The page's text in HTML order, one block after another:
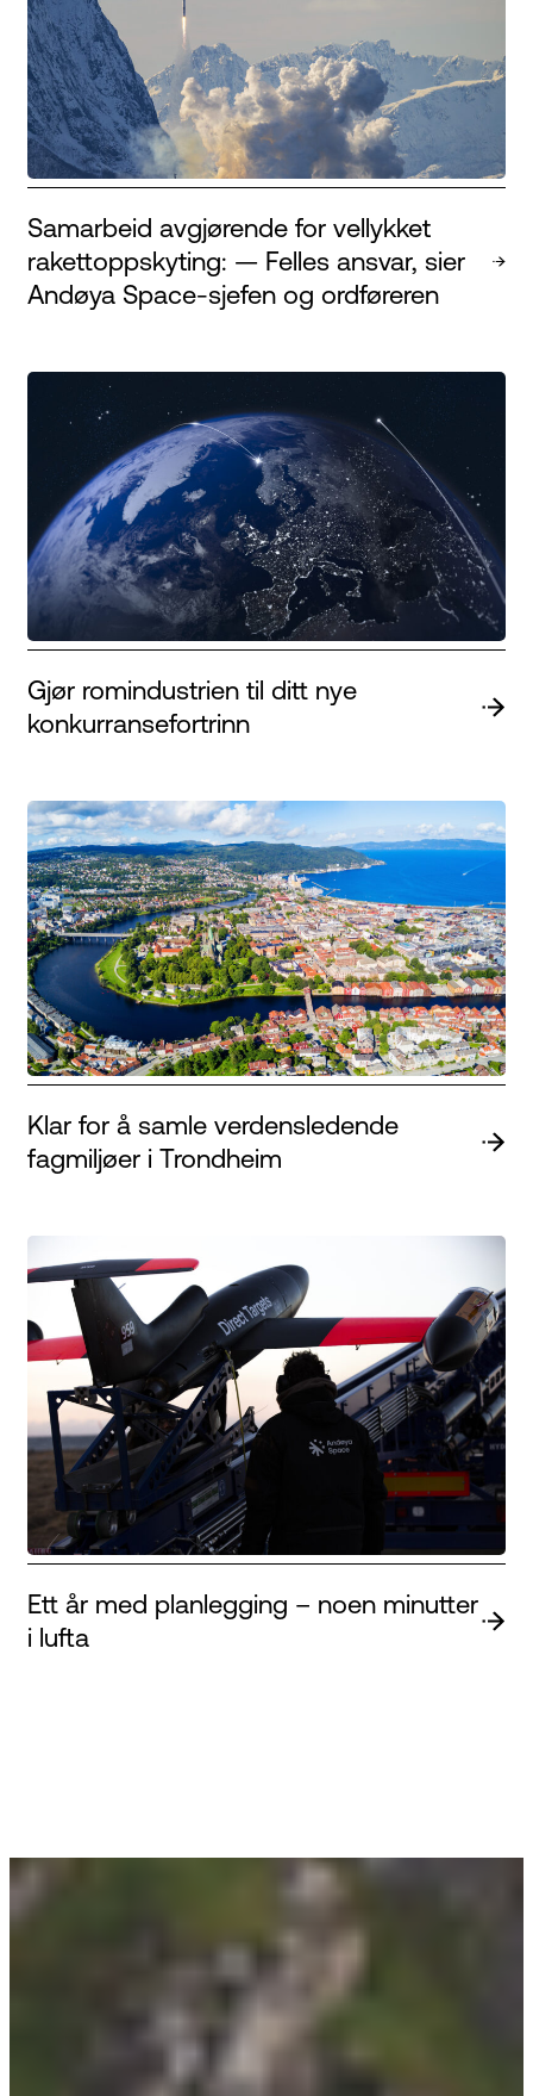
Samarbeid avgjørende for vellykket
rakettoppskyting: — Felles ansvar, sier
Andøya Space-sjefen og ordføreren
Gjør romindustrien til ditt nye
konkurransefortrinn
Klar for å samle verdensledende
fagmiljøer i Trondheim
Ett år med planlegging – noen minutter
i lufta